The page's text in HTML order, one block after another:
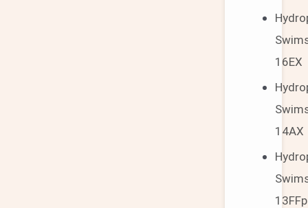
16EX
14AX
13FFp